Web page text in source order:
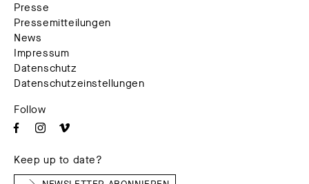
Presse
Pressemitteilungen
News
Impressum
Datenschutz
Datenschutzeinstellungen
Follow
Keep up to date?